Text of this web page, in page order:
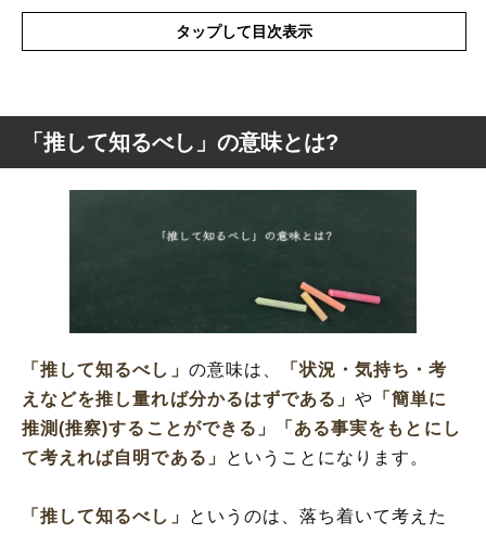
タップして目次表示
「推して知るべし」の意味とは?
「推して知るべし」の例文と解説
「推して知るべし」の英語
「推して知るべし」の語源や由来
「推す」の言葉が持つ2つの意味を解釈
「推して知るべし」の意味とは?
「推して知るべし」 の意味は、
「状況・気持ち・考
えなどを推し量れば分かるはずである」や 「簡単に
推測(推察)することができる」
「ある事実をもとにし
て考えれば自明である」
ということになります。
「推して知るべし」
というのは、落ち着いて考えた